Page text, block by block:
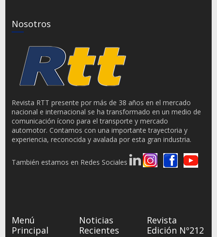
Nosotros
Revista RTT presente por más de 38 años en el mercado
nacional e internacional se ha transformado en un medio de
comunicación ícono para el transporte y mercado
automotor. Contamos con una importante trayectoria y
experiencia, reconocida y avalada por esta gran industria.
También estamos en Redes Sociales
Menú
Principal
Noticias
Recientes
Revista
Edición Nº212